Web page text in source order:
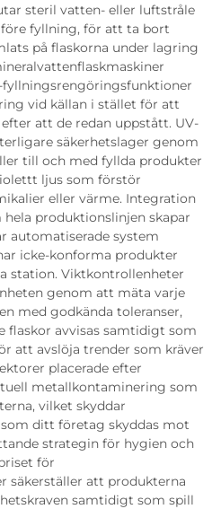
steril vatten- eller luftstråle
fyllning, för att ta bort
på flaskorna under lagring
vid källan i stället för att
att de redan uppstått. UV-
säkerhetslager genom
till och med fyllda produkter
ljus som förstör
eller värme. Integration
produktionslinjen skapar
automatiserade system
icke-konforma produkter
station. Viktkontrollenheter
genom att mäta varje
med godkända toleranser,
flaskor avvisas samtidigt som
att avslöja trender som kräver
placerade efter
metallkontaminering som
vilket skyddar
ditt företag skyddas mot
strategin för hygien och
för
säkerställer att produkterna
samtidigt som spill